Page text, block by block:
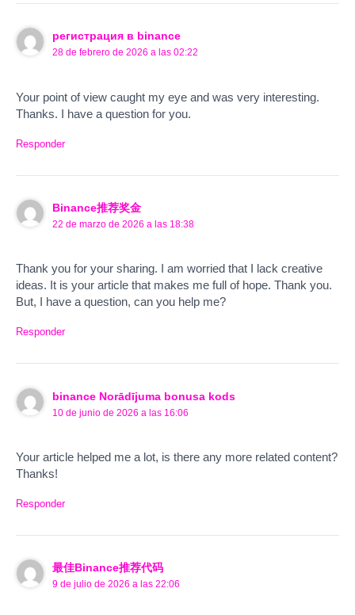
регистрация в binance
28 de febrero de 2026 a las 02:22
Your point of view caught my eye and was very interesting.
Thanks. I have a question for you.
Responder
Binance推荐奖金
22 de marzo de 2026 a las 18:38
Thank you for your sharing. I am worried that I lack creative
ideas. It is your article that makes me full of hope. Thank you.
But, I have a question, can you help me?
Responder
binance Norādījuma bonusa kods
10 de junio de 2026 a las 16:06
Your article helped me a lot, is there any more related content?
Thanks!
Responder
最佳Binance推荐代码
9 de julio de 2026 a las 22:06